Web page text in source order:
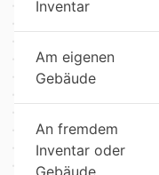
Inventar
Am eigenen
Gebäude
An fremdem
Inventar oder